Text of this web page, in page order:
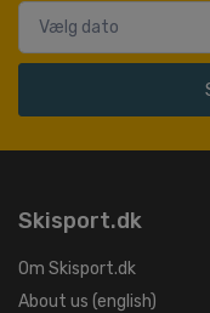
Skisport.dk
Om Skisport.dk
About us (english)